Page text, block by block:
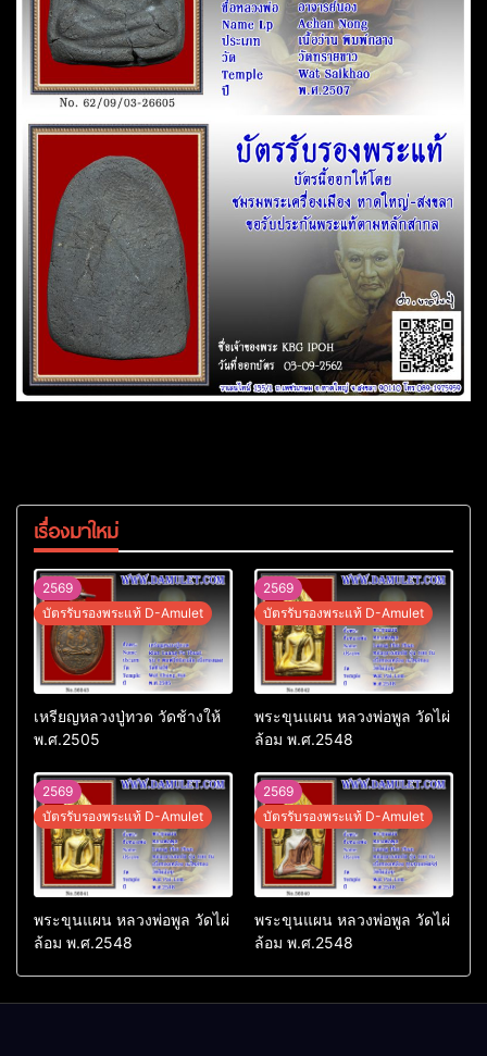
เรื่องมาใหม่
2569
บัตรรับรองพระแท้ D-Amulet
เหรียญหลวงปู่ทวด วัดช้างให้
พ.ศ.2505
2569
บัตรรับรองพระแท้ D-Amulet
พระขุนแผน หลวงพ่อพูล วัดไผ่
ล้อม พ.ศ.2548
2569
บัตรรับรองพระแท้ D-Amulet
พระขุนแผน หลวงพ่อพูล วัดไผ่
ล้อม พ.ศ.2548
2569
บัตรรับรองพระแท้ D-Amulet
พระขุนแผน หลวงพ่อพูล วัดไผ่
ล้อม พ.ศ.2548